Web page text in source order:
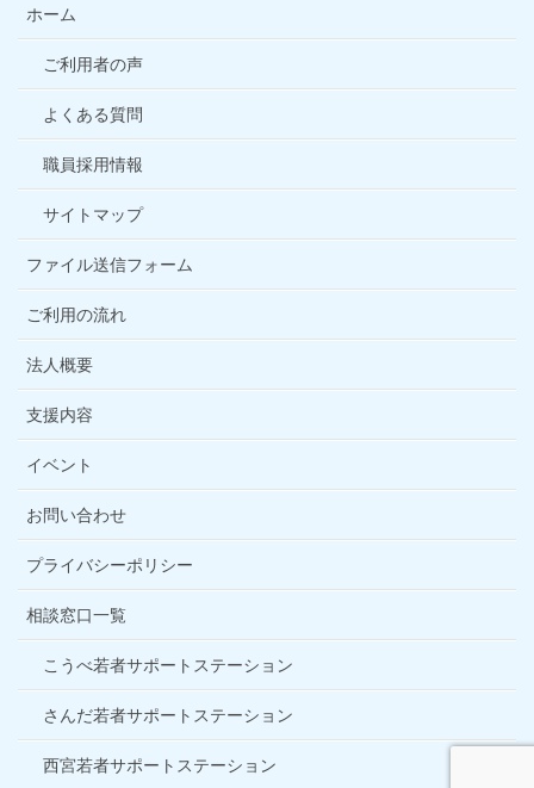
ホーム
ご利用者の声
よくある質問
職員採用情報
サイトマップ
ファイル送信フォーム
ご利用の流れ
法人概要
支援内容
イベント
お問い合わせ
プライバシーポリシー
相談窓口一覧
こうべ若者サポートステーション
さんだ若者サポートステーション
西宮若者サポートステーション